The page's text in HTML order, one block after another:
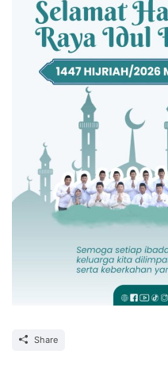
Share